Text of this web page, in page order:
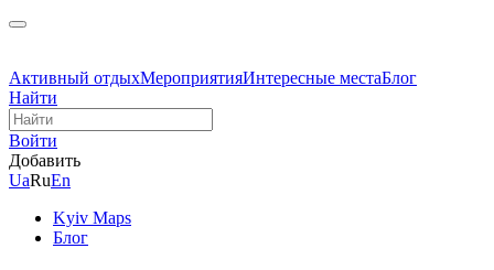
Активный отдыхМероприятияИнтересные местаБлог
Найти
Войти
Добавить
UaRuEn
Kyiv Maps
Блог